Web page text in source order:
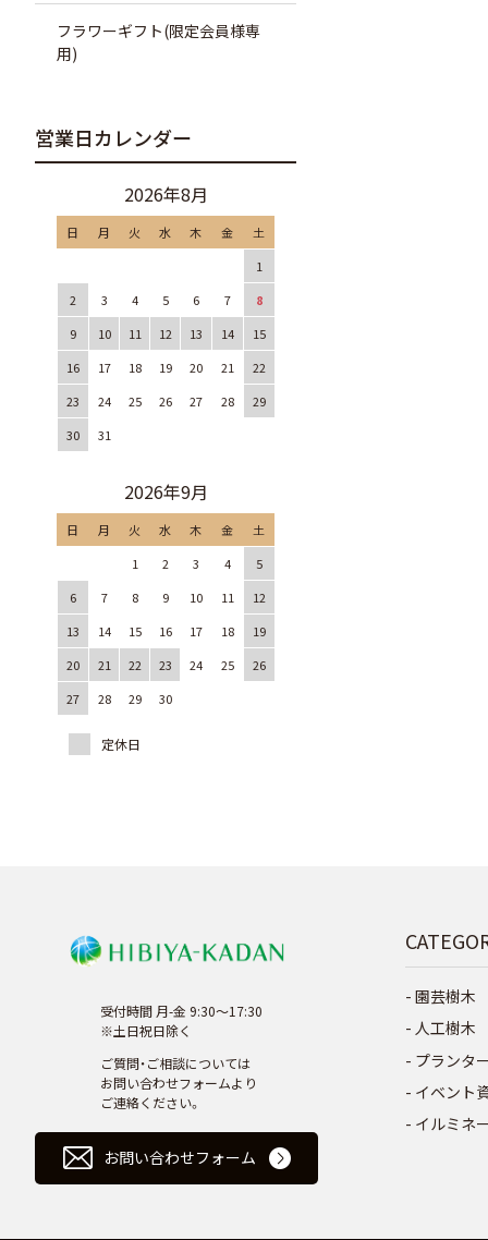
フラワーギフト(限定会員様専
用)
営業日カレンダー
2026年8月
日 月 火 水 木 金
土
1
2
3 4 5 6 7
8
9
10 11 12 13 14
15
16
17 18 19 20 21
22
23
24 25 26 27 28
29
30
31
2026年9月
日 月 火 水 木 金
土
1
2 3 4
5
6
7 8 9 10 11
12
13
14 15 16 17 18
19
20
21 22 23 24 25
26
27
28 29 30
受付時間 月-金 9:30～17:30
※土日祝日除く
ご質問・ご相談については
お問い合わせフォームより
ご連絡ください。
お問い合わせフォーム
園芸樹木
人工樹木
プランタ
イベント
イルミネ